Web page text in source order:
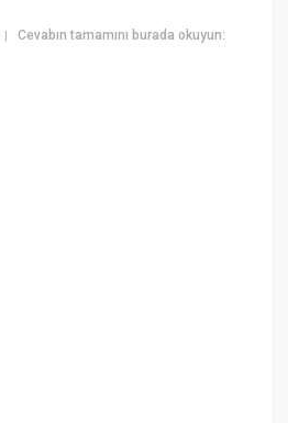
|Cevabın tamamını burada okuyun: